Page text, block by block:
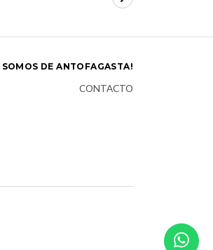
SOMOS DE ANTOFAGASTA!
CONTACTO